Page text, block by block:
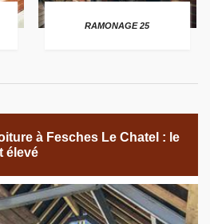
RAMONAGE 25
à Fesches Le Chatel : le
élevé